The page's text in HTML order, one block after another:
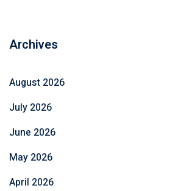
Archives
August 2026
July 2026
June 2026
May 2026
April 2026